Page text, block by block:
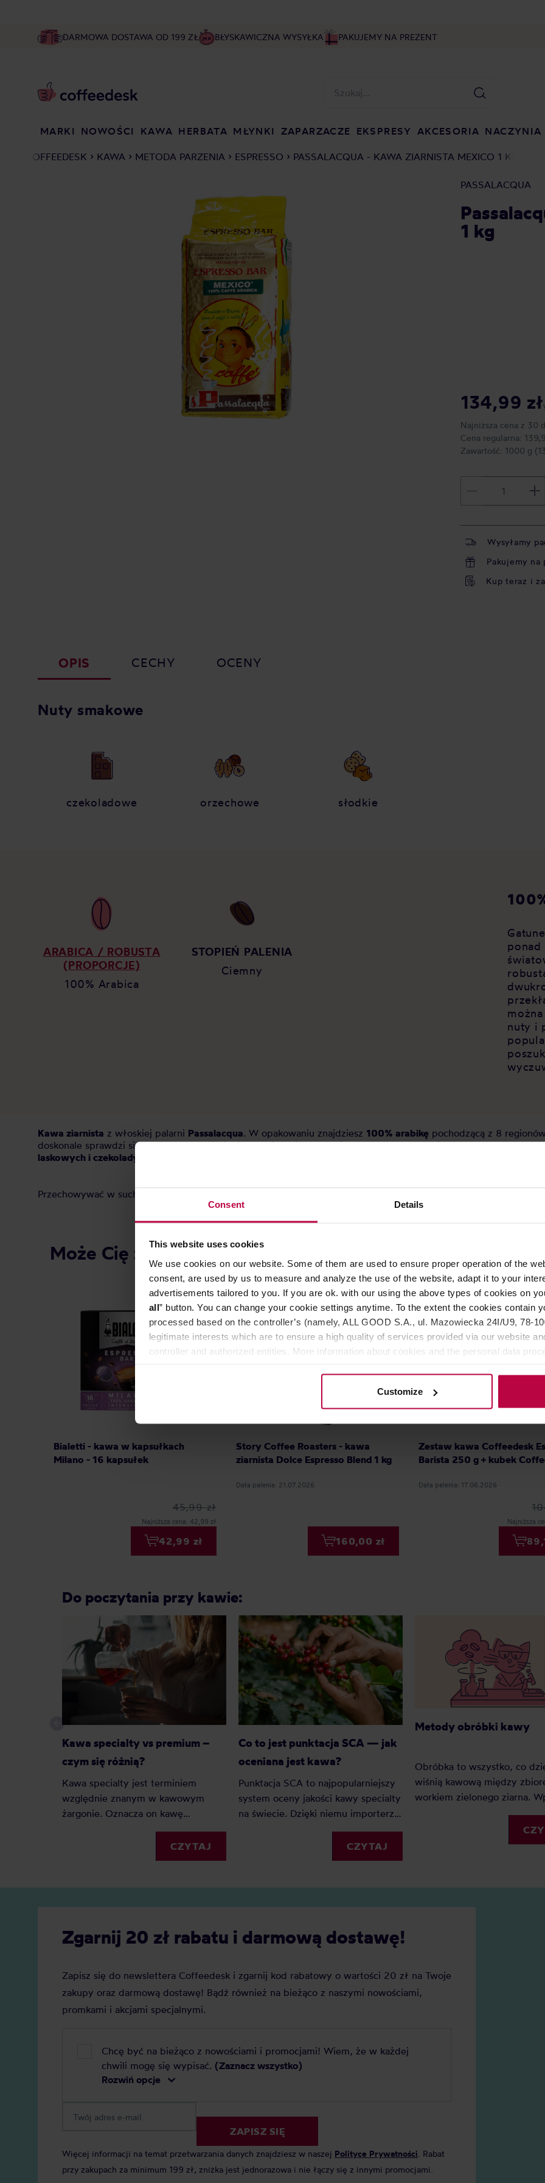
Consent Details
This website uses cookies
We use cookies on our website. Some of them are used to ensure proper operation of the
consent, are used by us to measure and analyze the use of the website, adapt it to your
advertisements tailored to you. If you are ok. with our using the above types of cookies on
all” button. You can change your cookie settings anytime. To the extent the cookies contain
processed based on the controller’s (namely, ALL GOOD S.A., ul. Mazowiecka 24I/U9, 78-
legitimate interests which are to ensure a high quality of services provided via our website
controller and authorized entities. More information about cookies and the personal data
Customize
DARMOWA DOSTAWA OD 199 ZŁ BŁYSKAWICZNA WYSYŁKA PAKUJEMY NA PREZENT
MARKI NOWOŚCI KAWA HERBATA MŁYNKI ZAPARZACZE EKSPRESY AKCESORIA NACZYNIA
COFFEEDESK KAWA METODA PARZENIA ESPRESSO PASSALACQUA - KAWA ZIARNISTA MEXICO 1 KG
PASSALACQUA
1 kg
134,99 zł
Najniższa cena z 30
Cena regularna:
Zawartość: 1000 g
Wysyłamy
Pakujemy na
Kup teraz i
OPIS CECHY OCENY
Nuty smakowe
czekoladowe orzechowe słodkie
ARABICA / ROBUSTA
(PROPORCJE)
100% Arabica
STOPIEŃ PALENIA
Ciemny
ponad
nuty i
Kawa ziarnista z włoskiej palarni Passalacqua. W opakowaniu znajdziesz 100% arabikę pochodzącą z 8
doskonale sprawdzi się w ekspresach ciśnieniowych i kawiarkach. Mieszanka charakteryzuje sięintensywną
laskowych i czekolady.
Przechowywać w suchym i chłodnym miejscu.
Może Cię zainteresować
Bialetti - kawa w kapsułkach
Milano - 16 kapsułek
45,99 zł
Najniższa cena: 42,99 zł
42,99 zł
Story Coffee Roasters - kawa
ziarnista Dolce Espresso Blend 1 kg
Data palenia: 21.07.2026
160,00 zł
Zestaw kawa Coffeedesk
Barista 250 g + kubek
Data palenia: 17.06.2026
Najniższa
Do poczytania przy kawie:
Kawa specialty vs premium –
czym się różnią?
Kawa specialty jest terminiem
względnie znanym w kawowym
żargonie. Oznacza on kawę
najwyższej jakości, jednak co z kawą
premium? Czy to tylko chwyt
marketingowy czy faktyczna ocena
którą najlepiej wybrać do domu?
CZYTAJ
Co to jest punktacja SCA — jak
oceniana jest kawa?
Punktacja SCA to najpopularniejszy
system oceny jakości kawy specialty
na świecie. Dzięki niemu importerzy,
palarnie i konsumenci mogą
porównywać kawy według
jednolitych kryteriów. Z tego
znaczenie?
CZYTAJ
Metody obróbki kawy
Obróbka to wszystko, co
wiśnią kawową między
workiem zielonego ziarna.
na smak mocniej niż
często mocniej niż sam kraj
pochodzenia. Zebraliśmy 31
Zgarnij 20 zł rabatu i darmową dostawę!
Zapisz się do newslettera Coffeedesk i zgarnij kod rabatowy o wartości 20 zł na Twoje
zakupy oraz darmową dostawę! Bądź również na bieżąco z naszymi nowościami,
promkami i akcjami specjalnymi.
Chcę być na bieżąco z nowościami i promocjami! Wiem, że w każdej
chwili mogę się wypisać. (Zaznacz wszystko)
Rozwiń opcje
ZAPISZ SIĘ
Więcej informacji na temat przetwarzania danych znajdziesz w naszej Polityce Prywatności . Rabat
przy zakupach za minimum 199 zł, zniżka jest jednorazowa i nie łączy się z innymi promocjami.